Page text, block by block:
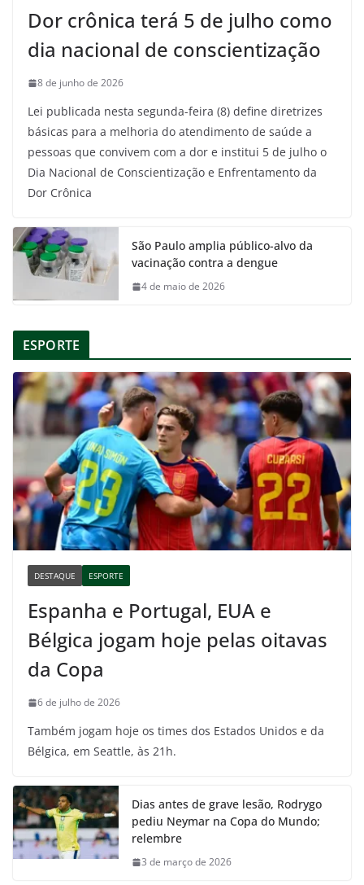
Dor crônica terá 5 de julho como
dia nacional de conscientização
8 de junho de 2026
Lei publicada nesta segunda-feira (8) define diretrizes
básicas para a melhoria do atendimento de saúde a
pessoas que convivem com a dor e institui 5 de julho o
Dia Nacional de Conscientização e Enfrentamento da
Dor Crônica
São Paulo amplia público-alvo da
vacinação contra a dengue
4 de maio de 2026
ESPORTE
DESTAQUE ESPORTE
Espanha e Portugal, EUA e
Bélgica jogam hoje pelas oitavas
da Copa
6 de julho de 2026
Também jogam hoje os times dos Estados Unidos e da
Bélgica, em Seattle, às 21h.
Dias antes de grave lesão, Rodrygo
pediu Neymar na Copa do Mundo;
relembre
3 de março de 2026